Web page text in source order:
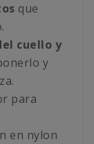
que
cuello y
y
para
en nylon